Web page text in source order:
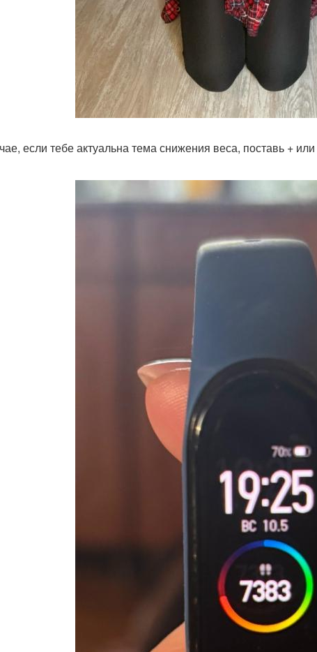
если тебе актуальна тема снижения веса, поставь +